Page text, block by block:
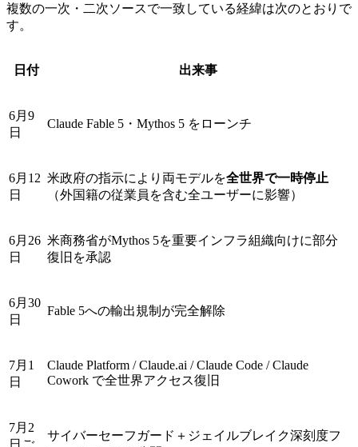
複数の一次・二次ソースで一致している経緯は次のとおりで
す。
日付 出来事
6月9
日
Claude Fable 5・Mythos 5 をローンチ
6月12
日
米政府の指示により両モデルを全世界で一時停止
（外国籍の従業員を含む全ユーザーに影響）
6月26
日
米商務省がMythos 5を重要インフラ組織向けに部分
復旧を承認
6月30
日
Fable 5への輸出規制が完全解除
7月1
日
Claude Platform / Claude.ai / Claude Code / Claude
Cowork で全世界アクセス復旧
7月2
日ご
サイバーセーフガード＋ジェイルブレイク深刻度フ